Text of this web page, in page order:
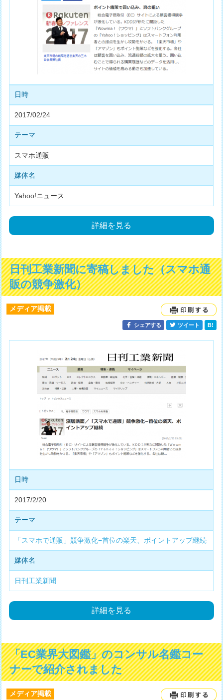
日時
2017/02/24
テーマ
スマホ通販
媒体名
Yahoo!ニュース
詳細を見る
日刊工業新聞に寄稿しました（スマホ通
販の競争激化）
メディア掲載
シェアする ツイート B!
日時
2017/2/20
テーマ
「スマホで通販」競争激化−首位の楽天、ポイントアップ継続
媒体名
日刊工業新聞
詳細を見る
「EC業界大図鑑」のコンサル名鑑コー
ナーで紹介されました
メディア掲載